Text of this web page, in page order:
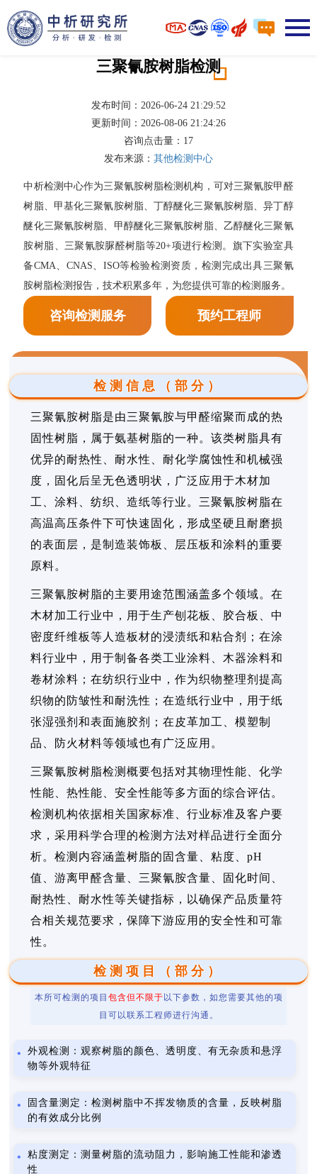
三聚氰胺树脂检测
发布时间：2026-06-24 21:29:52
更新时间：2026-08-06 21:24:26
咨询点击量： 17
发布来源： 其他检测中心
中析检测中心作为三聚氰胺树脂检测机构，可对三聚氰胺甲醛
树脂、甲基化三聚氰胺树脂、丁醇醚化三聚氰胺树脂、异丁醇
醚化三聚氰胺树脂、甲醇醚化三聚氰胺树脂、乙醇醚化三聚氰
胺树脂、三聚氰胺脲醛树脂等20+项进行检测。旗下实验室具
备CMA、CNAS、ISO等检验检测资质，检测完成出具三聚氰
胺树脂检测报告，技术积累多年，为您提供可靠的检测服务。
咨询检测服务 预约工程师
检测信息（部分）
三聚氰胺树脂是由三聚氰胺与甲醛缩聚而成的热
固性树脂，属于氨基树脂的一种。该类树脂具有
优异的耐热性、耐水性、耐化学腐蚀性和机械强
度，固化后呈无色透明状，广泛应用于木材加
工、涂料、纺织、造纸等行业。三聚氰胺树脂在
高温高压条件下可快速固化，形成坚硬且耐磨损
的表面层，是制造装饰板、层压板和涂料的重要
原料。
三聚氰胺树脂的主要用途范围涵盖多个领域。在
木材加工行业中，用于生产刨花板、胶合板、中
密度纤维板等人造板材的浸渍纸和粘合剂；在涂
料行业中，用于制备各类工业涂料、木器涂料和
卷材涂料；在纺织行业中，作为织物整理剂提高
织物的防皱性和耐洗性；在造纸行业中，用于纸
张湿强剂和表面施胶剂；在皮革加工、模塑制
品、防火材料等领域也有广泛应用。
三聚氰胺树脂检测概要包括对其物理性能、化学
性能、热性能、安全性能等多方面的综合评估。
检测机构依据相关国家标准、行业标准及客户要
求，采用科学合理的检测方法对样品进行全面分
析。检测内容涵盖树脂的固含量、粘度、pH
值、游离甲醛含量、三聚氰胺含量、固化时间、
耐热性、耐水性等关键指标，以确保产品质量符
合相关规范要求，保障下游应用的安全性和可靠
性。
检测项目（部分）
本所可检测的项目 包含但不限于 以下参数，如您需要其他的项
目可以联系工程师进行沟通。
外观检测：观察树脂的颜色、透明度、有无杂质和悬浮
物等外观特征
固含量测定：检测树脂中不挥发物质的含量，反映树脂
的有效成分比例
粘度测定：测量树脂的流动阻力，影响施工性能和渗透
性